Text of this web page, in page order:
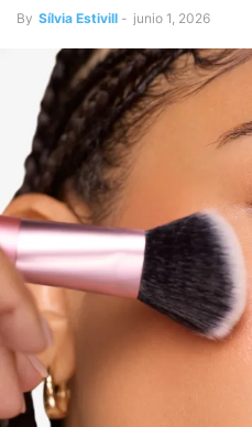
By Sílvia Estivill - junio 1, 2026